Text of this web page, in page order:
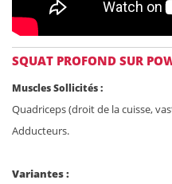
SQUAT PROFOND SUR
Muscles Sollicités :
Quadriceps (droit de la cuisse,
Adducteurs.
Variantes :